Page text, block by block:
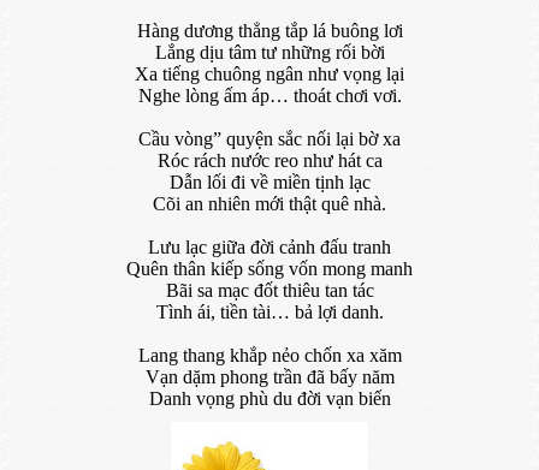
Hàng dương thẳng tắp lá buông lơi
Lắng dịu tâm tư những rối bời
Xa tiếng chuông ngân như vọng lại
Nghe lòng ấm áp… thoát chơi vơi.
Cầu vòng” quyện sắc nối lại bờ xa
Róc rách nước reo như hát ca
Dẫn lối đi về miền tịnh lạc
Cõi an nhiên mới thật quê nhà.
Lưu lạc giữa đời cảnh đấu tranh
Quên thân kiếp sống vốn mong manh
Bãi sa mạc đốt thiêu tan tác
Tình ái, tiền tài… bả lợi danh.
Lang thang khắp nẻo chốn xa xăm
Vạn dặm phong trần đã bấy năm
Danh vọng phù du đời vạn biến